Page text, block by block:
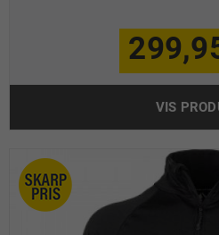
VIS